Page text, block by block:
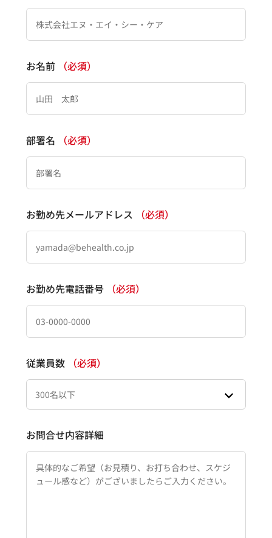
お名前 （必須）
部署名 （必須）
お勤め先メールアドレス （必須）
お勤め先電話番号 （必須）
従業員数 （必須）
お問合せ内容詳細